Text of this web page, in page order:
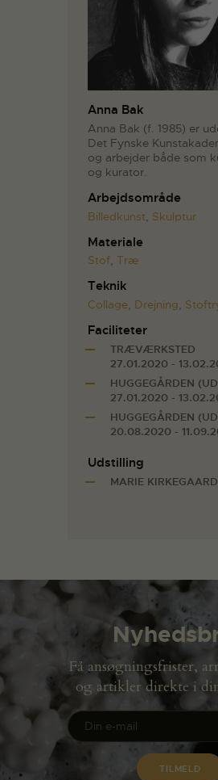
Anna Bak
Anna Bak (f. 1985) er
Det Fynske
og arbejder både som
og kurator.
Arbejdsområde
Billedkunst Skulptur
Materiale
Stof, Træ
Teknik
Collage, Drejning,
Faciliteter
TRÆVÆRKSTED
27.01.2020 -
HUGGEGÅRDEN
27.01.2020 -
HUGGEGÅRDEN
20.08.2020 -
Udstilling
MARIE
Få ansøgningsfrister,
og artikler direkte i